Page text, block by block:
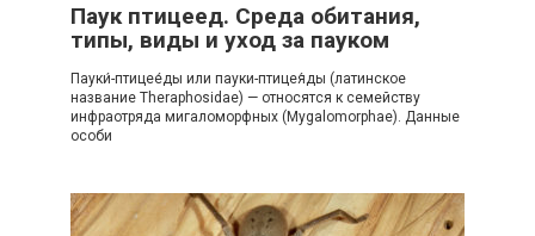
Паук птицеед. Среда обитания,
типы, виды и уход за пауком
Пауки́-птицее́ды или пауки-птицея́ды (латинское
название Theraphosidae) — относятся к семейству
инфраотряда мигаломорфных (Mygalomorphae). Данные
особи